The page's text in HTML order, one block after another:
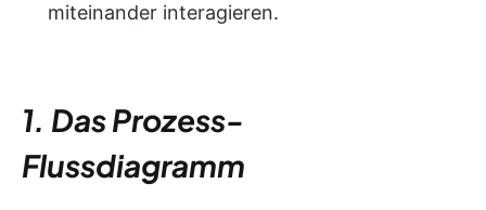
miteinander interagieren.
1. Das Prozess-
Flussdiagramm